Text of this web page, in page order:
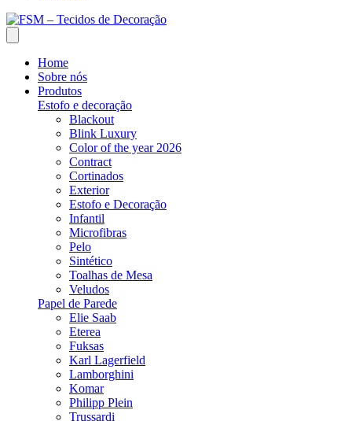
Home
Sobre nós
Produtos
Estofo e decoração
Blackout
Blink Luxury
Color of the year 2026
Contract
Cortinados
Exterior
Estofo e Decoração
Infantil
Microfibras
Pelo
Sintético
Toalhas de Mesa
Veludos
Papel de Parede
Elie Saab
Eterea
Fuksas
Karl Lagerfield
Lamborghini
Komar
Philipp Plein
Trussardi